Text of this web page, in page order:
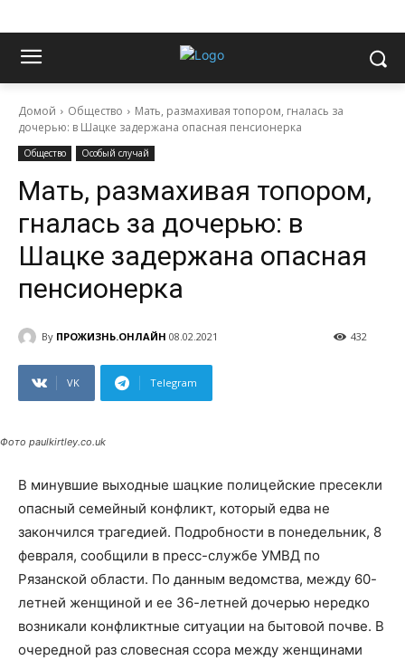
Домой Общество
Мать, размахивая топором, гналась за
дочерью: в Шацке задержана опасная пенсионерка
Общество Особый случай
Мать, размахивая топором,
гналась за дочерью: в
Шацке задержана опасная
пенсионерка
By ПРОЖИЗНЬ.ОНЛАЙН 08.02.2021 432
VK Telegram
Фото paulkirtley.co.uk
В минувшие выходные шацкие полицейские пресекли
опасный семейный конфликт, который едва не
закончился трагедией. Подробности в понедельник, 8
февраля, сообщили в пресс-службе УМВД по
Рязанской области. По данным ведомства, между 60-
летней женщиной и ее 36-летней дочерью нередко
возникали конфликтные ситуации на бытовой почве. В
очередной раз словесная ссора между женщинами